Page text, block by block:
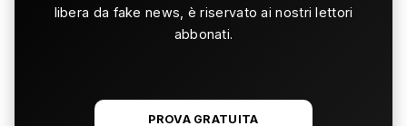
libera da fake news, è riservato ai nostri lettori
abbonati.
PROVA GRATUITA